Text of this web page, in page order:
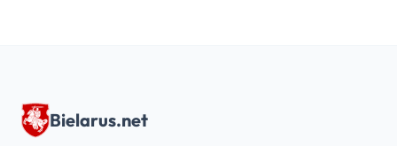
Bielarus.net